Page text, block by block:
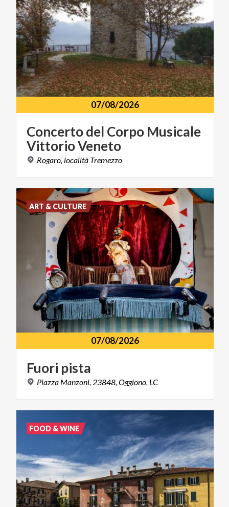
07/08/2026
Concertodel Corpo Musicale
VittorioVeneto
Rogaro,località Tremezzo
07/08/2026
Fuori pista
Piazza Manzoni, 23848, Oggiono, LC
ART & CULTURE
FOOD & WINE